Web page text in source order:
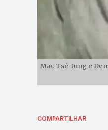
Mao Tsé-tung e
COMPARTILHAR